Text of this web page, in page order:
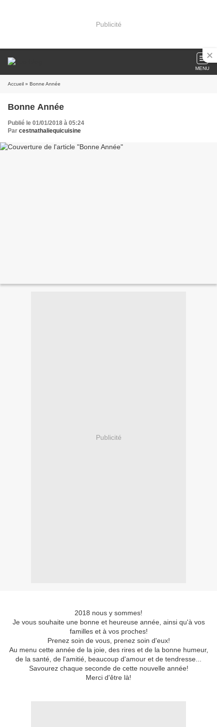
Publicité
MENU
Accueil » Bonne Année
Bonne Année
Publié le 01/01/2018 à 05:24
Par cestnathaliequicuisine
Publicité
2018 nous y sommes!
Je vous souhaite une bonne et heureuse année, ainsi qu'à vos
familles et à vos proches!
Prenez soin de vous, prenez soin d'eux!
Au menu cette année de la joie, des rires et de la bonne humeur,
de la santé, de l'amitié, beaucoup d'amour et de tendresse...
Savourez chaque seconde de cette nouvelle année!
Merci d'être là!